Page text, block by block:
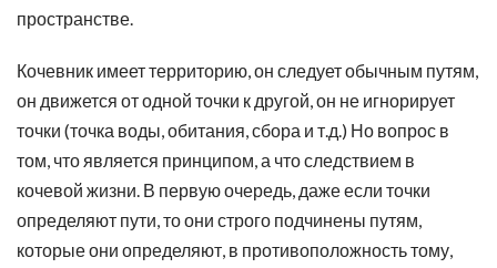
пространстве.
Кочевник имеет территорию, он следует обычным путям,
он движется от одной точки к другой, он не игнорирует
точки (точка воды, обитания, сбора и т.д.) Но вопрос в
том, что является принципом, а что следствием в
кочевой жизни. В первую очередь, даже если точки
определяют пути, то они строго подчинены путям,
которые они определяют, в противоположность тому,